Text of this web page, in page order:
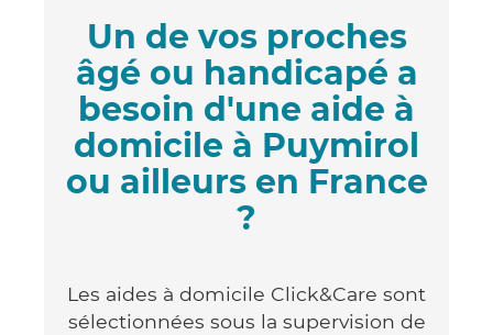
Un de vos proches
âgé ou handicapé a
besoin d'une aide à
domicile à Puymirol
ou ailleurs en France
?
Les aides à domicile Click&Care sont
sélectionnées sous la supervision de